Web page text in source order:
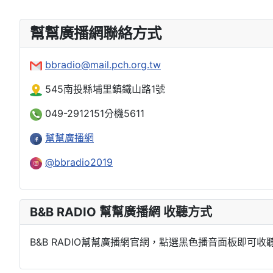
幫幫廣播網聯絡方式
bbradio@mail.pch.org.tw
545南投縣埔里鎮鐵山路1號
049-2912151分機5611
幫幫廣播網
@bbradio2019
B&B RADIO 幫幫廣播網 收聽方式
B&B RADIO幫幫廣播網官網，點選黑色播音面板即可收